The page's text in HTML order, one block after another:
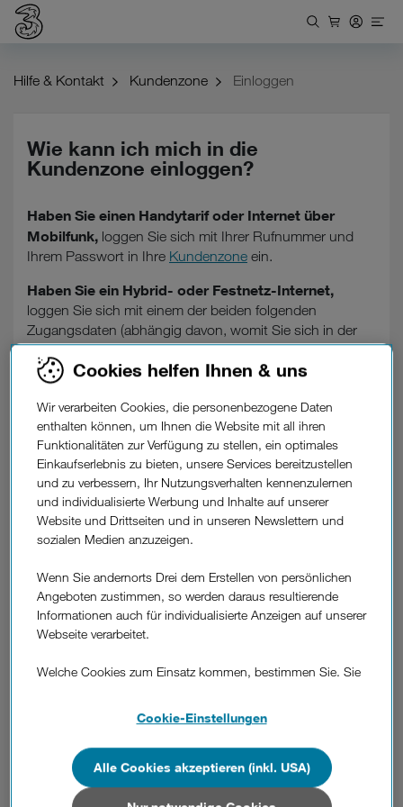
Hilfe & Kontakt Kundenzone Einloggen
Wie kann ich mich in die
Kundenzone einloggen?
Haben Sie einen Handytarif oder Internet über
Mobilfunk, loggen Sie sich mit Ihrer Rufnummer und
Ihrem Passwort in Ihre Kundenzone ein.
Haben Sie ein Hybrid- oder Festnetz-Internet,
loggen Sie sich mit einem der beiden folgenden
Zugangsdaten (abhängig davon, womit Sie sich in der
Kundenzone registriert haben) in IhreKundenzoneein:
Festnetz-ID
War diese Information hilfreich?
Feedback
Weitere
ausbleiben" beim Einloggen in die
Was ist zu tun, wenn mein Kundenzone-
Login nicht funktioniert?
Cookies helfen Ihnen & uns
Wir verarbeiten Cookies, die personenbezogene Daten
enthalten können, um Ihnen die Website mit all ihren
Funktionalitäten zur Verfügung zu stellen, ein optimales
Einkaufserlebnis zu bieten, unsere Services bereitzustellen
und zu verbessern, Ihr Nutzungsverhalten kennenzulernen
und individualisierte Werbung und Inhalte auf unserer
Website und Drittseiten und in unseren Newslettern und
sozialen Medien anzuzeigen.
Wenn Sie andernorts Drei dem Erstellen von persönlichen
Angeboten zustimmen, so werden daraus resultierende
Informationen auch für individualisierte Anzeigen auf unserer
Webseite verarbeitet.
Welche Cookies zum Einsatz kommen, bestimmen Sie. Sie
Wenn Sie allen Cookies zustimmen, werden auch Cookies
von Drittanbietern verarbeitet, die Ihre Daten in Ländern
Cookie-Einstellungen
Alle Cookies akzeptieren (inkl. USA)